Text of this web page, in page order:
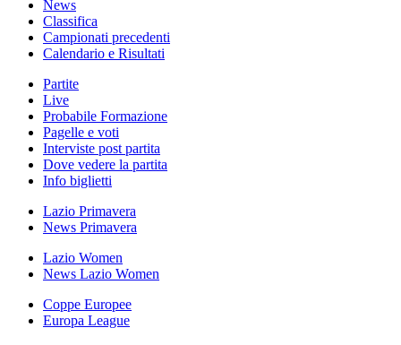
News
Classifica
Campionati precedenti
Calendario e Risultati
Partite
Live
Probabile Formazione
Pagelle e voti
Interviste post partita
Dove vedere la partita
Info biglietti
Lazio Primavera
News Primavera
Lazio Women
News Lazio Women
Coppe Europee
Europa League